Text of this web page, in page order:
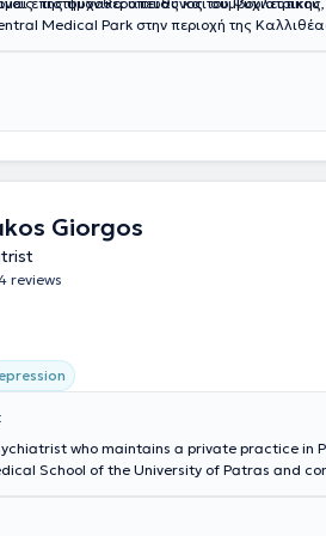
Medical Park στην περιοχή της
είναι υπεύθυνος της Μονάδα Ημερήσιας
Εκπαίδευσης και Αποκατάστασης (Μ.Η.Π.-
στην Εταιρία Κοινωνικής Ψυχιατρικής
Β και σε Προστατευόμενα
Giorgos
reviews
who maintains a private practice in
School of the University of Patras and
and he has particular expertise in